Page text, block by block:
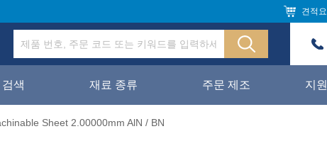
견적
색 재료 종류 주문 제조 지원
Sheet 2.00000mm AlN / BN